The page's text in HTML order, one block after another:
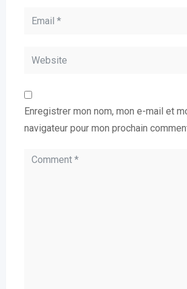
Enregistrer mon nom, mon e-mail et
navigateur pour mon prochain